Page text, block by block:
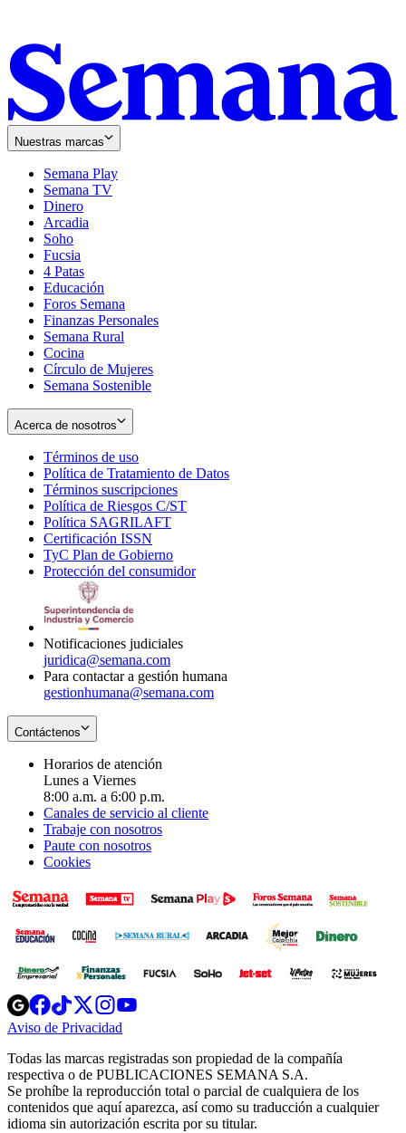
Nuestras marcas
Semana Play
Semana TV
Dinero
Arcadia
Soho
in
new
window
Fucsia
in
new
window
4 Patas
Educación
Foros Semana
Finanzas Personales
Semana Rural
Cocina
Círculo de Mujeres
Semana Sostenible
Acerca de nosotros
Términos de uso
in
new
window
Política de Tratamiento de Datos
Términos suscripciones
in
Política de Riesgos C/ST
Política SAGRILAFT
new
window
Certificación ISSN
in
new
TyC Plan de Gobierno
in
Protección del consumidorOpens
Notificaciones judiciales
juridica@semana.com
Para contactar a gestión humana
gestionhumana@semana.com
Contáctenos
Horarios de atención
Lunes a Viernes
8:00 a.m. a 6:00 p.m.
Canales de servicio al cliente
Trabaje con nosotros
Paute con nosotros
Cookies
Opens
in
new
Opens
in
new
Opens
in
new
window
Opens
new
windowwindow
Aviso de Privacidad
new
window
Todas las marcas registradas son propiedad de la compañía
respectiva o de PUBLICACIONES SEMANA S.A.
Se prohíbe la reproducción total o parcial de cualquiera de los
contenidos que aquí aparezca, así como su traducción a cualquier
idioma sin autorización escrita por su titular.